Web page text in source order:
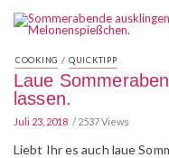
COOKING / QUICKTIPP
Laue
lassen.
Juli 23, 2018 2537 Views
Liebt Ihr es auch laue